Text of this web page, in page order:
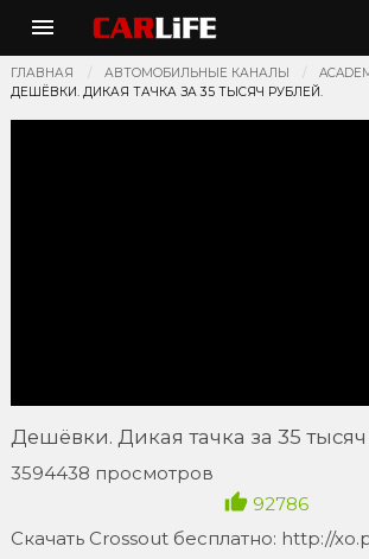
ГЛАВНАЯ АВТОМОБИЛЬНЫЕ КАНАЛЫ
ДЕШЁВКИ. ДИКАЯ ТАЧКА ЗА 35 ТЫСЯЧ РУБЛЕЙ.
Дешёвки. Дикая тачка за 35
3594438 просмотров
92786
Скачать Crossout бесплатно: http://